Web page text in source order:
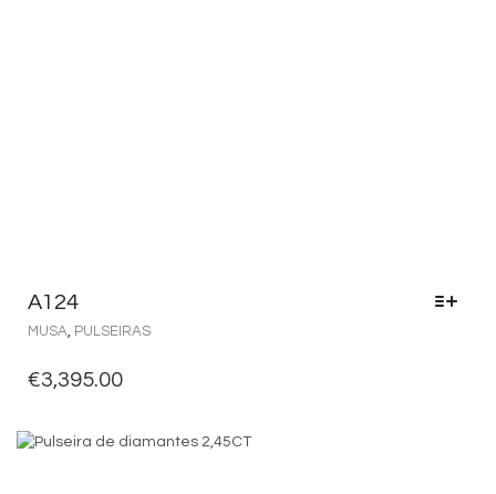
A124
MUSA, PULSEIRAS
€3,395.00